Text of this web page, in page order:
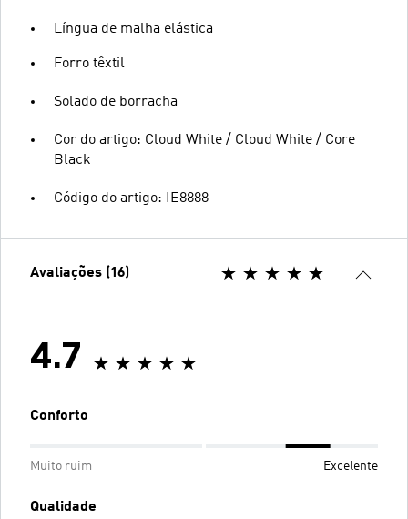
Língua de malha elástica
Forro têxtil
Solado de borracha
Cor do artigo: Cloud White / Cloud White / Core
Black
Código do artigo: IE8888
Avaliações (16)
4.7
Conforto
Muito ruim Excelente
Qualidade